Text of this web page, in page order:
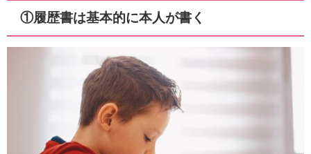
①履歴書は基本的に本人が書く